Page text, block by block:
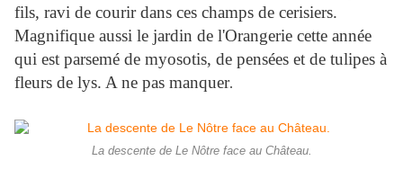
fils, ravi de courir dans ces champs de cerisiers.
Magnifique aussi le jardin de l'Orangerie cette année
qui est parsemé de myosotis, de pensées et de tulipes à
fleurs de lys. A ne pas manquer.
La descente de Le Nôtre face au Château.